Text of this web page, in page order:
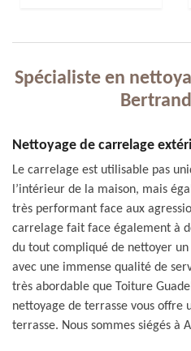
Spécialiste en
Nettoyage de carrelage
Le carrelage est utilisable pas
l’intérieur de la maison, mais
très performant face aux
carrelage fait face également à
du tout compliqué de nettoyer un
avec une immense qualité de
très abordable que Toiture
nettoyage de terrasse vous offre
terrasse. Nous sommes siégés à